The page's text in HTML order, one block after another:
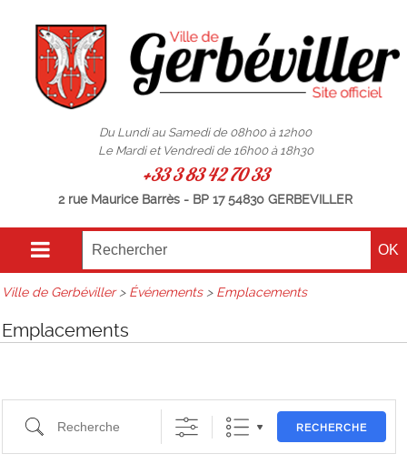
Du Lundi au Samedi de 08h00 à 12h00
Le Mardi et Vendredi de 16h00 à 18h30
+33 3 83 42 70 33
2 rue Maurice Barrès - BP 17 54830 GERBEVILLER
Ville de Gerbéviller> Événements> Emplacements
Emplacements
Recherche
RECHERCHE